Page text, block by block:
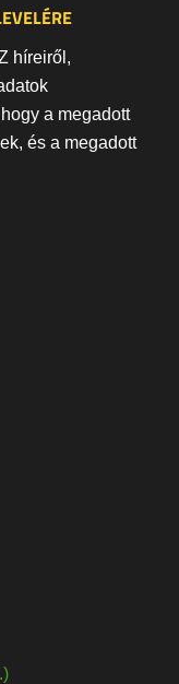
híreiről,
a megadott
és a megadott